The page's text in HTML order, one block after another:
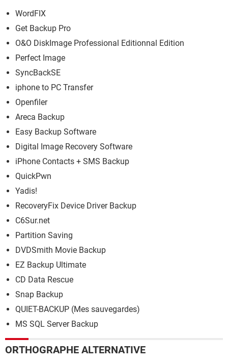
WordFIX
Get Backup Pro
O&O DiskImage Professional Editionnal Edition
Perfect Image
SyncBackSE
iphone to PC Transfer
Openfiler
Areca Backup
Easy Backup Software
Digital Image Recovery Software
iPhone Contacts + SMS Backup
QuickPwn
Yadis!
RecoveryFix Device Driver Backup
C6Sur.net
Partition Saving
DVDSmith Movie Backup
EZ Backup Ultimate
CD Data Rescue
Snap Backup
QUIET-BACKUP (Mes sauvegardes)
MS SQL Server Backup
ORTHOGRAPHE ALTERNATIVE